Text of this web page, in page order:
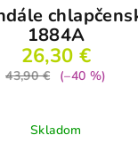
1884A
26,30 €
43,90 €
(–40 %)
Skladom